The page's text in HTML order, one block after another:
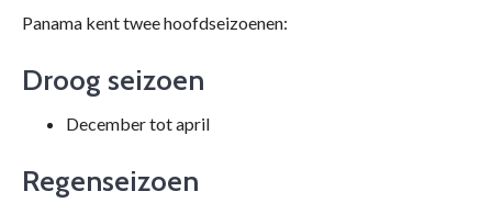
Panama kent twee hoofdseizoenen:
Droog seizoen
December tot april
Regenseizoen